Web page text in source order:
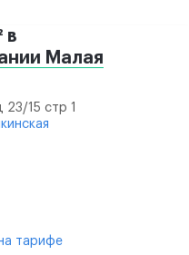
в
Малая
15 стр 1
тарифе